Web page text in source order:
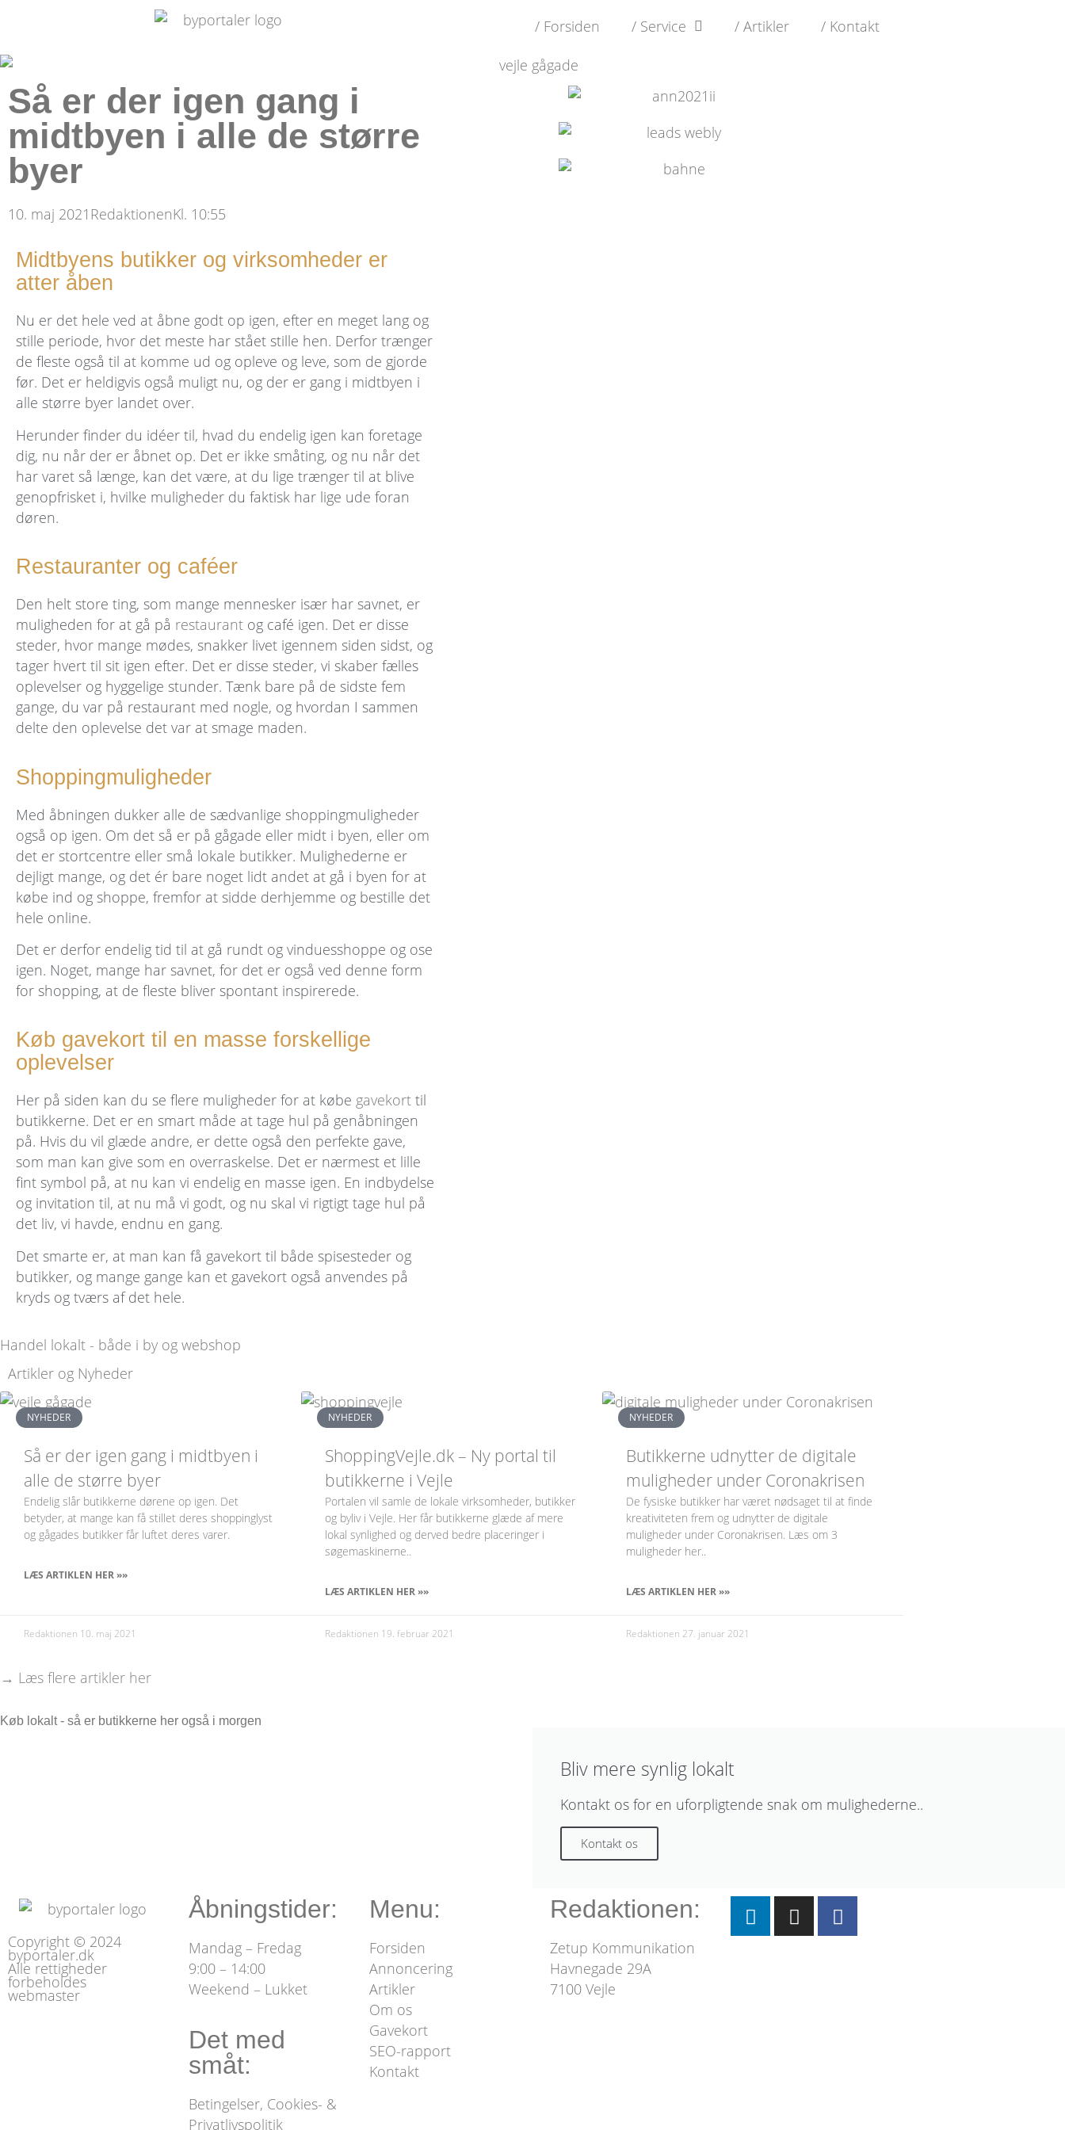
/ Forsiden / Service / Artikler / Kontakt
Så er der igen gang i
midtbyen i alle de større
byer
10. maj 2021 RedaktionenKl. 10:55
Midtbyens butikker og virksomheder er
atter åben
Nu er det hele ved at åbne godt op igen, efter en meget lang og
stille periode, hvor det meste har stået stille hen. Derfor trænger
de fleste også til at komme ud og opleve og leve, som de gjorde
før. Det er heldigvis også muligt nu, og der er gang i midtbyen i
alle større byer landet over.
Herunder finder du idéer til, hvad du endelig igen kan foretage
dig, nu når der er åbnet op. Det er ikke småting, og nu når det
har varet så længe, kan det være, at du lige trænger til at blive
genopfrisket i, hvilke muligheder du faktisk har lige ude foran
døren.
Restauranter og caféer
Den helt store ting, som mange mennesker især har savnet, er
muligheden for at gå på restaurant og café igen. Det er disse
steder, hvor mange mødes, snakker livet igennem siden sidst, og
tager hvert til sit igen efter. Det er disse steder, vi skaber fælles
oplevelser og hyggelige stunder. Tænk bare på de sidste fem
gange, du var på restaurant med nogle, og hvordan I sammen
delte den oplevelse det var at smage maden.
Shoppingmuligheder
Med åbningen dukker alle de sædvanlige shoppingmuligheder
også op igen. Om det så er på gågade eller midt i byen, eller om
det er stortcentre eller små lokale butikker. Mulighederne er
dejligt mange, og det ér bare noget lidt andet at gå i byen for at
købe ind og shoppe, fremfor at sidde derhjemme og bestille det
hele online.
Det er derfor endelig tid til at gå rundt og vinduesshoppe og ose
igen. Noget, mange har savnet, for det er også ved denne form
for shopping, at de fleste bliver spontant inspirerede.
Køb gavekort til en masse forskellige
oplevelser
Her på siden kan du se flere muligheder for at købe gavekort til
butikkerne. Det er en smart måde at tage hul på genåbningen
på. Hvis du vil glæde andre, er dette også den perfekte gave,
som man kan give som en overraskelse. Det er nærmest et lille
fint symbol på, at nu kan vi endelig en masse igen. En indbydelse
og invitation til, at nu må vi godt, og nu skal vi rigtigt tage hul på
det liv, vi havde, endnu en gang.
Det smarte er, at man kan få gavekort til både spisesteder og
butikker, og mange gange kan et gavekort også anvendes på
kryds og tværs af det hele.
Handel lokalt - både i by og webshop
Artikler og Nyheder
NYHEDER
Så er der igen gang i midtbyen i
alle de større byer
Endelig slår butikkerne dørene op igen. Det
betyder, at mange kan få stillet deres shoppinglyst
og gågades butikker får luftet deres varer.
LÆS ARTIKLEN HER »»
Redaktionen 10. maj 2021
NYHEDER
ShoppingVejle.dk – Ny portal til
butikkerne i Vejle
Portalen vil samle de lokale virksomheder, butikker
og byliv i Vejle. Her får butikkerne glæde af mere
lokal synlighed og derved bedre placeringer i
søgemaskinerne..
LÆS ARTIKLEN HER »»
Redaktionen 19. februar 2021
NYHEDER
Butikkerne udnytter de digitale
muligheder under Coronakrisen
De fysiske butikker har været nødsaget til at finde
kreativiteten frem og udnytter de digitale
muligheder under Coronakrisen. Læs om 3
muligheder her..
LÆS ARTIKLEN HER »»
Redaktionen 27. januar 2021
→ Læs flere artikler her
Køb lokalt - så er butikkerne her også i morgen
Bliv mere synlig lokalt
Kontakt os for en uforpligtende snak om mulighederne..
Kontakt os
Copyright © 2024
byportaler.dk
Alle rettigheder
forbeholdes
webmaster
Åbningstider:
Mandag – Fredag
9:00 – 14:00
Weekend – Lukket
Det med
småt:
Betingelser, Cookies- &
Privatlivspolitik
Menu:
Forsiden
Annoncering
Artikler
Om os
Gavekort
SEO-rapport
Kontakt
Redaktionen:
Zetup Kommunikation
Havnegade 29A
7100 Vejle